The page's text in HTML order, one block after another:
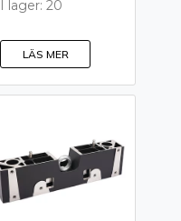
I lager: 20
LÄS MER